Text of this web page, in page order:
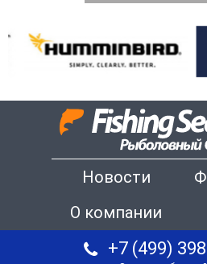
Новости
О компании
+7 (499)